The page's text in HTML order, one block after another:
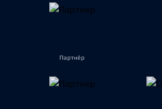
Партнёр